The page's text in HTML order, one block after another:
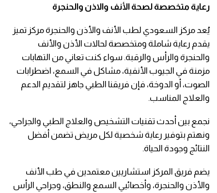
رعاية متخصصة لصحة الأنف والاذن والحنجرة
يُعد مركز السعودي لطب الأنف والأذن والحنجرة مركز تميز
يقدم رعاية شاملة ومتخصصة لحالات الأذن والأنف
والحنجرة والرأس والرقبة. سواء كنت تعاني من التهابات
مزمنة في الجيوب الأنفية، مشاكل في السمع، اضطرابات
الصوت، أو الدوخة، فإن فريقنا الطبي جاهز لتقديم الدعم
والعلاج المناسب.
نجمع بين أحدث تقنيات التشخيص والعلاج الطبي والجراحي،
ونهتم بتوفير رعاية شخصية لكل مريض تضمن أفضل
النتائج وجودة الحياة.
يضم فريق المركز استشاريين معتمدين في طب الأنف
والأذن والحنجرة، وأخصائيي السمع والنطق، وجراحي الرأس